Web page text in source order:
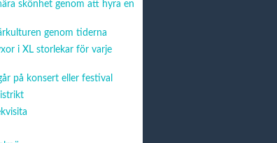
skönhet genom att hyra en
genom tiderna
i XL storlekar för varje
på konsert eller festival